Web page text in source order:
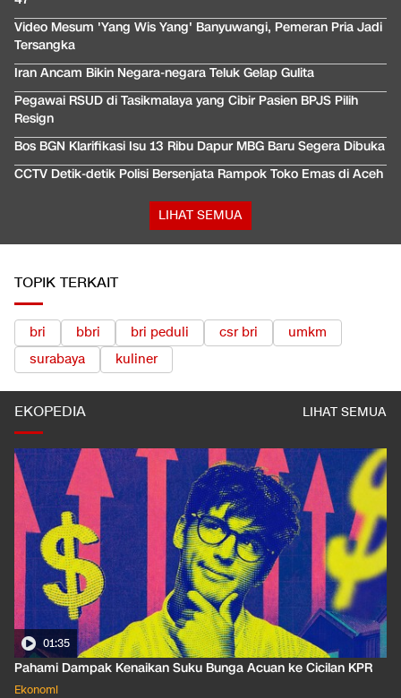
Video Mesum 'Yang Wis Yang' Banyuwangi, Pemeran Pria Jadi
Tersangka
Iran Ancam Bikin Negara-negara Teluk Gelap Gulita
Pegawai RSUD di Tasikmalaya yang Cibir Pasien BPJS Pilih
Resign
Bos BGN Klarifikasi Isu 13 Ribu Dapur MBG Baru Segera Dibuka
CCTV Detik-detik Polisi Bersenjata Rampok Toko Emas di Aceh
LIHAT SEMUA
TOPIK TERKAIT
bri bbri bri peduli csr bri
umkm
surabaya
kuliner
EKOPEDIA LIHAT SEMUA
01:35
Pahami Dampak Kenaikan Suku Bunga Acuan ke Cicilan KPR
Ekonomi